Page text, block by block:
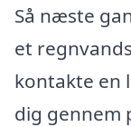
Så næste
et
kontakte en
dig gennem